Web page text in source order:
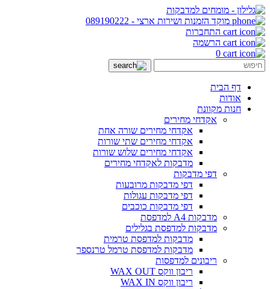
מוקד הזמנות ושירות ארצי -
089190222
התחברות
הרשמה
0
דף הבית
אודות
חנות מקוונת
אקדחי מחירים
אקדחי מחירים שורה אחת
אקדחי מחירים שתי שורות
אקדחי מחירים שלוש שורות
מדבקות לאקדחי מחירים
דפי מדבקות
דפי מדבקות מרובעות
דפי מדבקות עגולות
דפי מדבקות כוכבים
מדבקות A4 למדפסת
מדבקות למדפסת בגלילים
מדבקות למדפסת טרמית
מדבקות למדפסת טרמל טרנספר
ריבונים למדפסות
ריבון ווקס WAX OUT
ריבון ווקס WAX IN